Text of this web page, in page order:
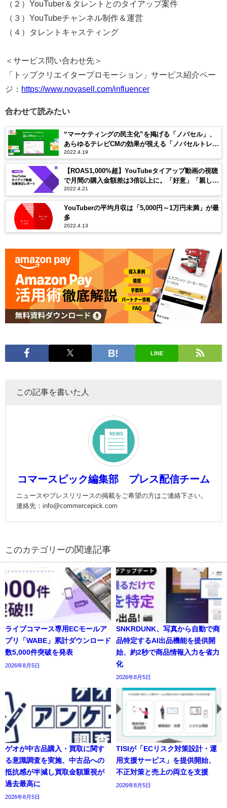
（２）YouTuber＆タレントとのタイアップ案件
（３）YouTubeチャンネル制作＆運営
（４）タレントキャスティング
＜サービス問い合わせ先＞
「トップクリエイタープロモーション」サービス紹介ペー
ジ： https://www.novasell.com/influencer
合わせて読みたい
“マーケティングの民主化”を掲げる「ノバセル」、
あらゆるテレビCMの効果が視える「ノバセルトレン
ド」をサービス提供開始
2022.4.19
【ROAS1,000%超】YouTubeタイアップ動画の視聴
で月間の購入金額差は3倍以上に。「好意」「親しみ
やすさ」「購入検討者率」「購入者率」など態度・
行動変容に大きく寄与
2022.4.21
YouTuberの平均月収は「5,000円～1万円未満」が最
多
2022.4.13
LINE
この記事を書いた人
コマースピック編集部 プレス配信チーム
ニュースやプレスリリースの掲載をご希望の方はご連絡下さい。
連絡先：info@commercepick.com
の関連記事
ライブコマース専用ECモールア
プリ「WABE」累計ダウンロード
数5,000件突破を発表
2026年8月5日
SNKRDUNK、写真から自動で商
品特定するAI出品機能を提供開
始、約2秒で商品情報入力を省力
化
2026年8月5日
ゲオが中古品購入・買取に関す
る意識調査を実施、中古品への
抵抗感が半減し買取金額重視が
過去最高に
2026年8月5日
TISIが「ECリスク対策設計・運
用支援サービス」を提供開始、
不正対策と売上の両立を支援
2026年8月5日